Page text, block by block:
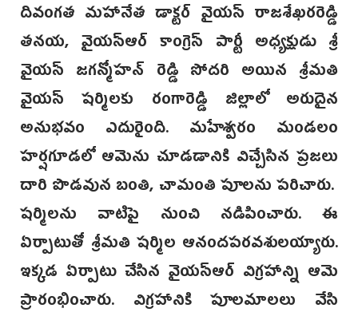
దివంగత మహానేత డాక్టర్ వైయస్ రాజశేఖరరెడ్డి
తనయ, వైయస్ఆర్ కాంగ్రెస్ పార్టీ అధ్యక్షుడు శ్రీ
వైయస్ జగన్మోహన్ రెడ్డి సోదరి అయిన శ్రీమతి
వైయస్ షర్మిలకు రంగారెడ్డి జిల్లాలో అరుదైన
అనుభవం ఎదురైంది. మహేశ్వరం మండలం
హర్షగూడలో ఆమెను చూడడానికి విచ్చేసిన ప్రజలు
దారి పొడవున బంతి, చామంతి పూలను పరిచారు.
షర్మిలను వాటిపై నుంచి నడిపించారు. ఈ
ఏర్పాటుతో శ్రీమతి షర్మిల ఆనందపరవశులయ్యారు.
ఇక్కడ ఏర్పాటు చేసిన వైయస్ఆర్ విగ్రహాన్ని ఆమె
ప్రారంభించారు. విగ్రహానికి పూలమాలలు వేసి